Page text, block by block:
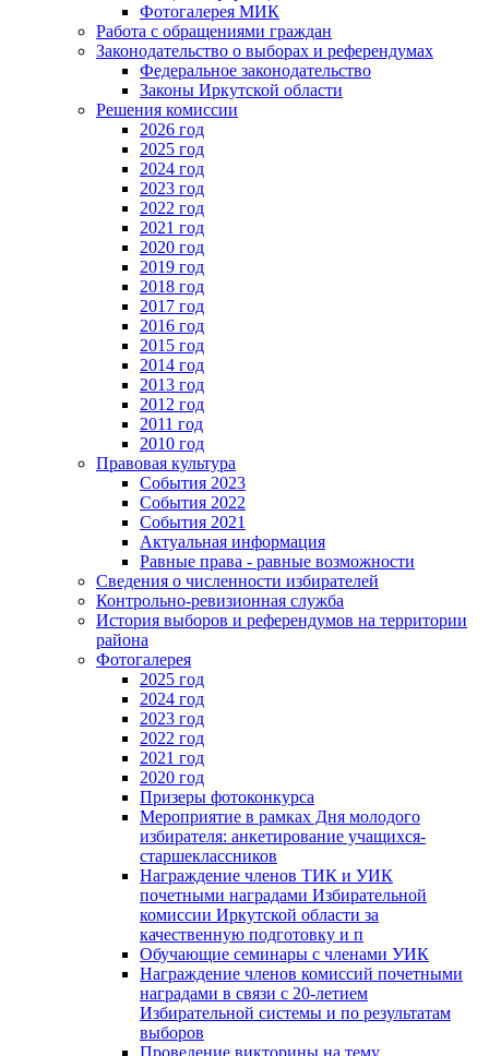
Фотогалерея МИК
Работа с обращениями граждан
Законодательство о выборах и референдумах
Федеральное законодательство
Законы Иркутской области
Решения комиссии
2026 год
2025 год
2024 год
2023 год
2022 год
2021 год
2020 год
2019 год
2018 год
2017 год
2016 год
2015 год
2014 год
2013 год
2012 год
2011 год
2010 год
Правовая культура
События 2023
События 2022
События 2021
Актуальная информация
Равные права - равные возможности
Сведения о численности избирателей
Контрольно-ревизионная служба
История выборов и референдумов на территории
района
Фотогалерея
2025 год
2024 год
2023 год
2022 год
2021 год
2020 год
Призеры фотоконкурса
Мероприятие в рамках Дня молодого
избирателя: анкетирование учащихся-
старшеклассников
Награждение членов ТИК и УИК
почетными наградами Избирательной
комиссии Иркутской области за
качественную подготовку и п
Обучающие семинары с членами УИК
Награждение членов комиссий почетными
наградами в связи с 20-летием
Избирательной системы и по результатам
выборов
Проведение викторины на тему